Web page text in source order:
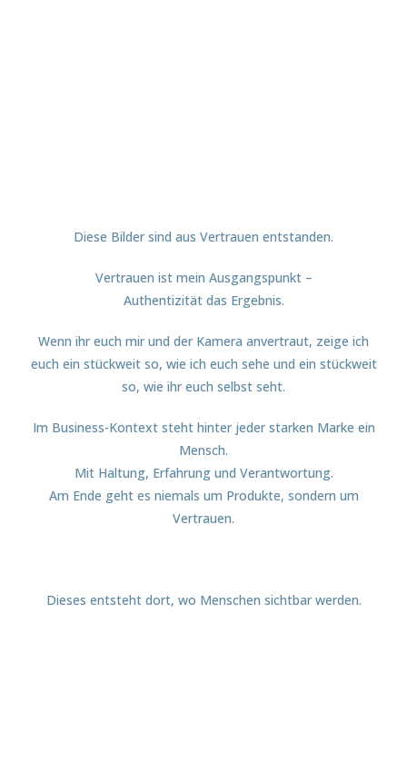
Diese Bilder sind aus Vertrauen entstanden.
Vertrauen ist mein Ausgangspunkt –
Authentizität das Ergebnis.
Wenn ihr euch mir und der Kamera anvertraut, zeige ich
euch ein stückweit so, wie ich euch sehe und ein stückweit
so, wie ihr euch selbst seht.
Im Business-Kontext steht hinter jeder starken Marke ein
Mensch.
Mit Haltung, Erfahrung und Verantwortung.
Am Ende geht es niemals um Produkte, sondern um
Vertrauen.
Dieses entsteht dort, wo Menschen sichtbar werden.